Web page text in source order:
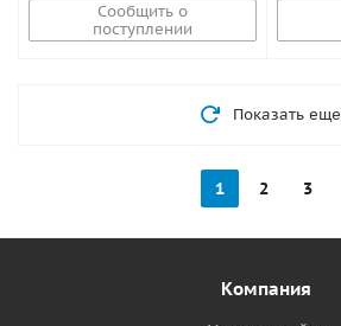
Сообщить о
поступлении
Показать еще
1 2 3
Компания